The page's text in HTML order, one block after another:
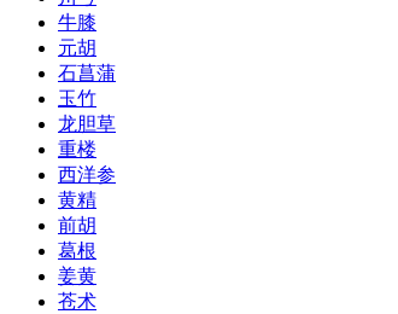
牛膝
元胡
石菖蒲
玉竹
龙胆草
重楼
西洋参
黄精
前胡
葛根
姜黄
苍术